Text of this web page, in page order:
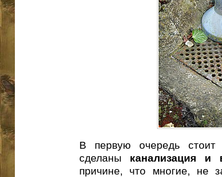
В первую очередь стоит
сделаны канализация и
причине, что многие, не